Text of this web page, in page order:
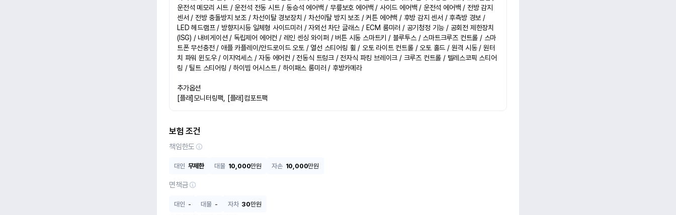
운전석 메모리 시트 / 운전석 전동 시트 / 동승석 에어백 / 무릎보호 에어백 / 사이드 에어백 / 운전석 에어백 / 전방 감지
센서 / 전방 충돌방지 보조 / 차선이탈 경보장치 / 차선이탈 방지 보조 / 커튼 에어백 / 후방 감지 센서 / 후측방 경보 /
LED 헤드램프 / 방향지시등 일체형 사이드미러 / 자외선 차단 글래스 / ECM 룸미러 / 공기청정 기능 / 공회전 제한장치
(ISG) / 내비게이션 / 독립제어 에어컨 / 레인 센싱 와이퍼 / 버튼 시동 스마트키 / 블루투스 / 스마트크루즈 컨트롤 / 스마
트폰 무선충전 / 애플 카플레이/안드로이드 오토 / 열선 스티어링 휠 / 오토 라이트 컨트롤 / 오토 홀드 / 원격 시동 / 원터
치 파워 윈도우 / 이지억세스 / 자동 에어컨 / 전동식 트렁크 / 전자식 파킹 브레이크 / 크루즈 컨트롤 / 텔레스코픽 스티어
링 / 틸트 스티어링 / 하이빔 어시스트 / 하이패스 룸미러 / 후방카메라
추가옵션
[플래]모니터링팩, [플래]컴포트팩
보험 조건
책임한도
대인 무제한 대물 10,000만원 자손 10,000만원
면책금
대인 - 대물 - 자차 30만원